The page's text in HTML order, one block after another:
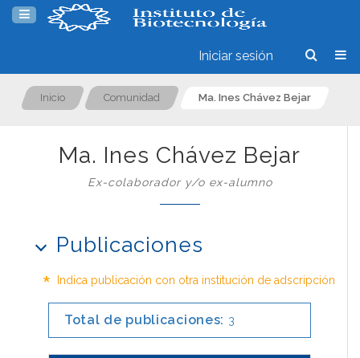
Iniciar sesión
Inicio Comunidad Ma. Ines Chávez Bejar
Ma. Ines Chávez Bejar
Ex-colaborador y/o ex-alumno
Publicaciones
* Indica publicación con otra institución de adscripción
Total de publicaciones: 3